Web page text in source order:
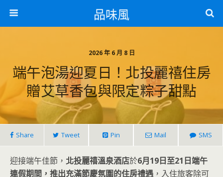
品味風
2026 年 6 月 8 日
端午泡湯迎夏日！北投麗禧住房
贈艾草香包與限定粽子甜點
Share Tweet Pin Mail SMS
迎接端午佳節， 北投麗禧溫泉酒店於6月19日至21日端午
連假期間，推出充滿節慶氛圍的住房禮遇 ，入住旅客除可